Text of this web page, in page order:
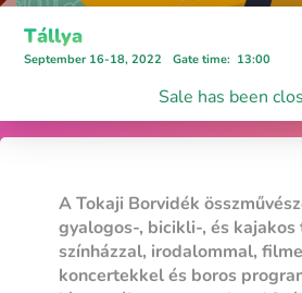
Tállya
September 16-18, 2022 Gate time: 13:00
Sale has been
A Tokaji Borvidék
gyalogos-, bicikli-, és kajakos
színházzal, irodalommal,
koncertekkel és boros